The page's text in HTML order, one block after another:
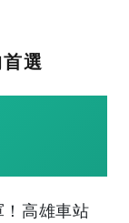
選
高雄車站